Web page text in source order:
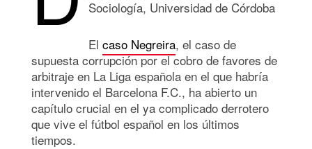
Sociología, Universidad de Córdoba
El caso Negreira, el caso de
supuesta corrupción por el cobro de favores de
arbitraje en La Liga española en el que habría
intervenido el Barcelona F.C., ha abierto un
capítulo crucial en el ya complicado derrotero
que vive el fútbol español en los últimos
tiempos.